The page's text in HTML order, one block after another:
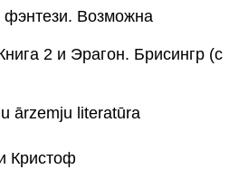
фэнтези. Возможна
2 и Эрагон. Брисингр (с
ārzemju literatūra
Кристоф